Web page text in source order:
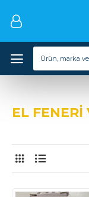
EL